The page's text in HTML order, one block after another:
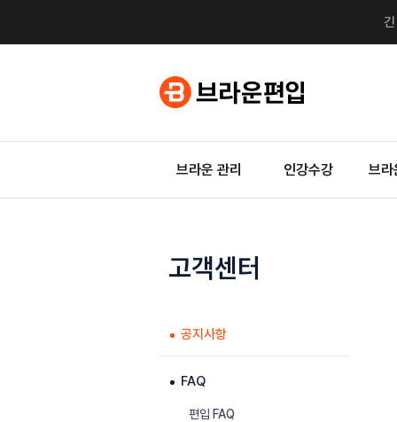
브라운 관리 인강수강 브라
고객센터
공지사항
FAQ
편입 FAQ